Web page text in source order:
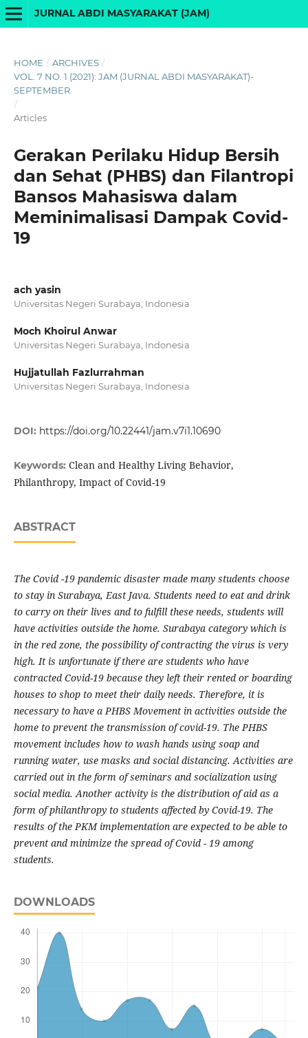
JURNAL ABDI MASYARAKAT (JAM)
HOME / ARCHIVES /
VOL. 7 NO. 1 (2021): JAM (JURNAL ABDI MASYARAKAT)-
SEPTEMBER
/
Articles
Gerakan Perilaku Hidup Bersih
dan Sehat (PHBS) dan Filantropi
Bansos Mahasiswa dalam
Meminimalisasi Dampak Covid-
19
ach yasin
Universitas Negeri Surabaya, Indonesia
Moch Khoirul Anwar
Universitas Negeri Surabaya, Indonesia
Hujjatullah Fazlurrahman
Universitas Negeri Surabaya, Indonesia
DOI: https://doi.org/10.22441/jam.v7i1.10690
Keywords: Clean and Healthy Living Behavior,
Philanthropy, Impact of Covid-19
ABSTRACT
The Covid -19 pandemic disaster made many students choose
to stay in Surabaya, East Java. Students need to eat and drink
to carry on their lives and to fulfill these needs, students will
have activities outside the home. Surabaya category which is
in the red zone, the possibility of contracting the virus is very
high. It is unfortunate if there are students who have
contracted Covid-19 because they left their rented or boarding
houses to shop to meet their daily needs. Therefore, it is
necessary to have a PHBS Movement in activities outside the
home to prevent the transmission of covid-19. The PHBS
movement includes how to wash hands using soap and
running water, use masks and social distancing. Activities are
carried out in the form of seminars and socialization using
social media. Another activity is the distribution of aid as a
form of philanthropy to students affected by Covid-19. The
results of the PKM implementation are expected to be able to
prevent and minimize the spread of Covid - 19 among
students.
DOWNLOADS